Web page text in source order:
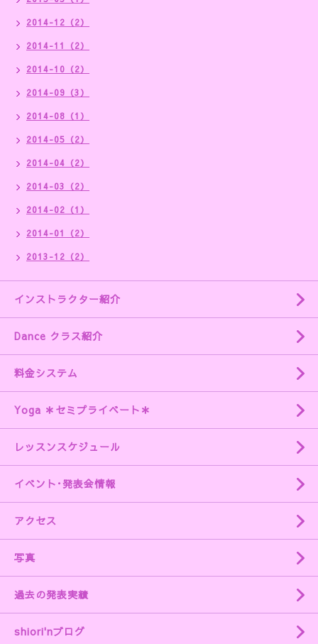
2014-12（2）
2014-11（2）
2014-10（2）
2014-09（3）
2014-08（1）
2014-05（2）
2014-04（2）
2014-03（2）
2014-02（1）
2014-01（2）
2013-12（2）
インストラクター紹介
Dance クラス紹介
料金システム
Yoga ＊セミプライベート＊
レッスンスケジュール
イベント･発表会情報
アクセス
写真
過去の発表実績
shiori'nブログ